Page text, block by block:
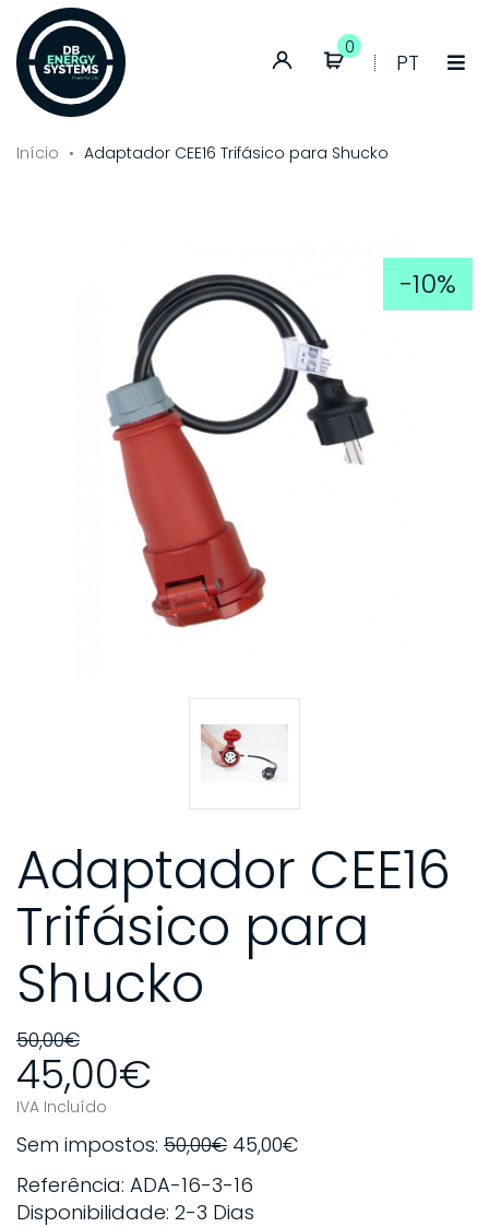
Conta
0
Idioma:
PT
Início Adaptador CEE16 Trifásico para Shucko
-10%
Adaptador CEE16
Trifásico para
Shucko
50,00€
45,00€
IVA Incluído
Sem impostos: 50,00€ 45,00€
Referência: ADA-16-3-16
Disponibilidade: 2-3 Dias